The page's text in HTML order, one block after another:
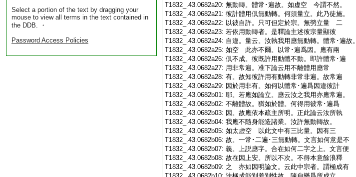
Select a portion of the text by dragging your
mouse to view all terms in the text contained in
the DDB. ・
Password Access Policies
T1832_.43.0682a20: 無動轉。體常･遍故。如虚空 今謂不然。
T1832_.43.0682a21: 彼計體用倶無動轉。何須量立。此乃徒施。
T1832_.43.0682a22: 以彼自許。只可但定於宗。無勞立量 二
T1832_.43.0682a23: 若依用動轉者。是釋論主述彼宗量顯彼
T1832_.43.0682a24: 自違。量云。汝執我用應無動轉。體常･遍故。
T1832_.43.0682a25: 如空 此亦不爾。以常･遍爲因。應有兩
T1832_.43.0682a26: 倶不成。彼既許用動體不動。即許體常･遍
T1832_.43.0682a27: 用非常遍。准下論云用不離體用應常
T1832_.43.0682a28: 有。故知彼許用有動轉非常非遍。故常遍
T1832_.43.0682a29: 因於用非有。如何以體常･遍爲因違彼計
T1832_.43.0682b01: 耶。若應如論立。應云汝之我用亦應常遍。
T1832_.43.0682b02: 不離體故。猶如於體。何得用彼常･遍爲
T1832_.43.0682b03: 因。故應依本疏主所明。正此論云汝所執
T1832_.43.0682b04: 我應不隨身能造諸業。汝許無動轉故。
T1832_.43.0682b05: 如太虚空 以此文中有三比量。因有三
T1832_.43.0682b06: 故。一常･二遍･三無動轉。文言如何意是不
T1832_.43.0682b07: 義。上説應字。合在如何二字之上。文言便
T1832_.43.0682b08: 故在因上安。所以不次。不得本意餘浪釋
T1832_.43.0682b09: 之 亦如因明論文。云此中宗者。謂極成有